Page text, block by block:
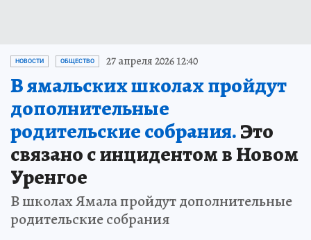
НОВОСТИ ОБЩЕСТВО 27 апреля 2026 12:40
В ямальских школах пройдут
дополнительные
родительские собрания.Это
связано с инцидентом в Новом
Уренгое
В школах Ямала пройдут дополнительные
родительские собрания